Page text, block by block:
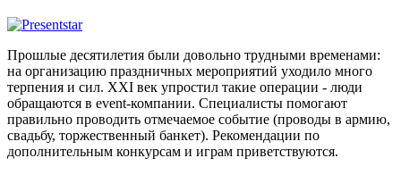
Прошлые десятилетия были довольно трудными временами:
на организацию праздничных мероприятий уходило много
терпения и сил. XXI век упростил такие операции - люди
обращаются в event-компании. Специалисты помогают
правильно проводить отмечаемое событие (проводы в армию,
свадьбу, торжественный банкет). Рекомендации по
дополнительным конкурсам и играм приветствуются.